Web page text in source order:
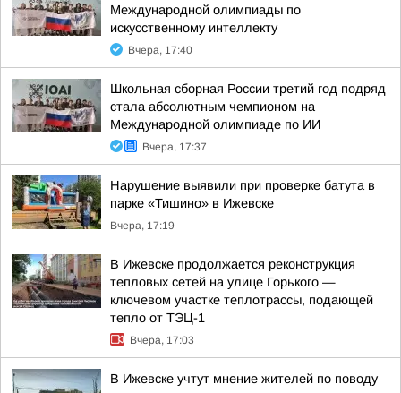
Международной олимпиады по
искусственному интеллекту
Вчера, 17:40
Школьная сборная России третий год подряд
стала абсолютным чемпионом на
Международной олимпиаде по ИИ
Вчера, 17:37
Нарушение выявили при проверке батута в
парке «Тишино» в Ижевске
Вчера, 17:19
В Ижевске продолжается реконструкция
тепловых сетей на улице Горького —
ключевом участке теплотрассы, подающей
тепло от ТЭЦ-1
Вчера, 17:03
В Ижевске учтут мнение жителей по поводу